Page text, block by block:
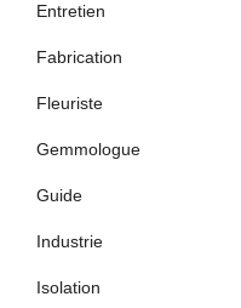
Entretien
Fabrication
Fleuriste
Gemmologue
Guide
Industrie
Isolation